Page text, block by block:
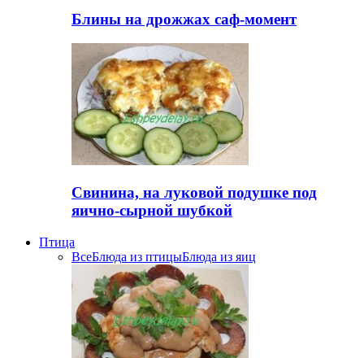
Блины на дрожжах саф-момент
Свинина, на луковой подушке под
яично-сырной шубкой
Птица
ВсеБлюда из птицыБлюда из яиц